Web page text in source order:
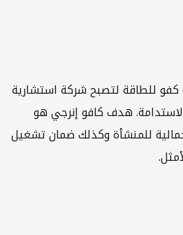
للطاقة لتصبح شركة استشارية
هدف كافو إنرجي هو
للمنشأة وكذلك ضمان تشغيل